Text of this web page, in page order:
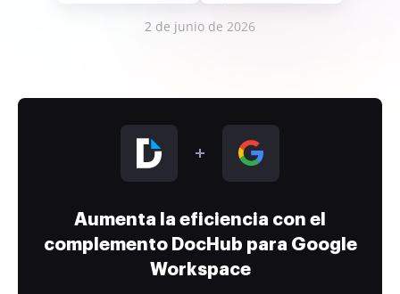
2 de junio de 2026
Aumenta la eficiencia con el
complemento DocHub para Google
Workspace